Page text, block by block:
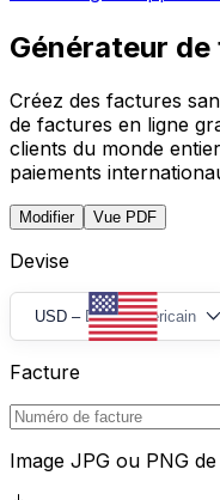
Générateur
Créez des factures
de factures en ligne
clients du monde
paiements
Modifier Vue PDF
Devise
USD – Dollar américain
Facture
Image JPG ou PNG